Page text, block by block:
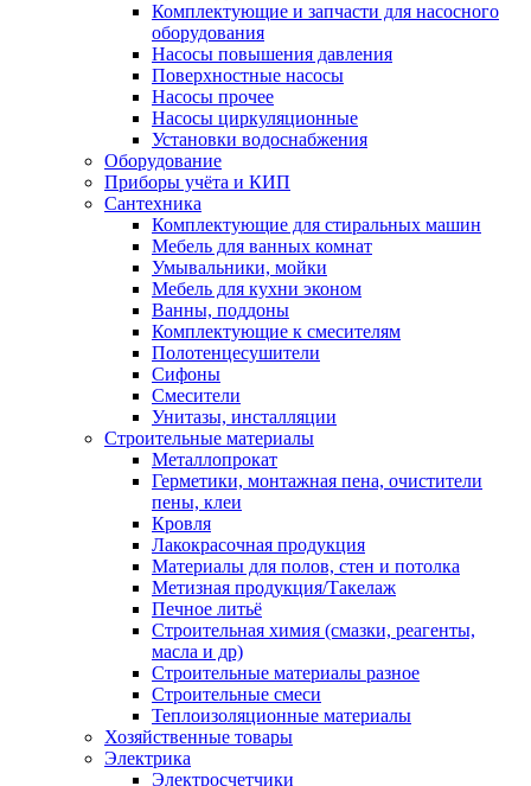
Комплектующие и запчасти для насосного
оборудования
Насосы повышения давления
Поверхностные насосы
Насосы прочее
Насосы циркуляционные
Установки водоснабжения
Оборудование
Приборы учёта и КИП
Сантехника
Комплектующие для стиральных машин
Мебель для ванных комнат
Умывальники, мойки
Мебель для кухни эконом
Ванны, поддоны
Комплектующие к смесителям
Полотенцесушители
Сифоны
Смесители
Унитазы, инсталляции
Строительные материалы
Металлопрокат
Герметики, монтажная пена, очистители
пены, клеи
Кровля
Лакокрасочная продукция
Материалы для полов, стен и потолка
Метизная продукция/Такелаж
Печное литьё
Строительная химия (смазки, реагенты,
масла и др)
Строительные материалы разное
Строительные смеси
Теплоизоляционные материалы
Хозяйственные товары
Электрика
Электросчетчики